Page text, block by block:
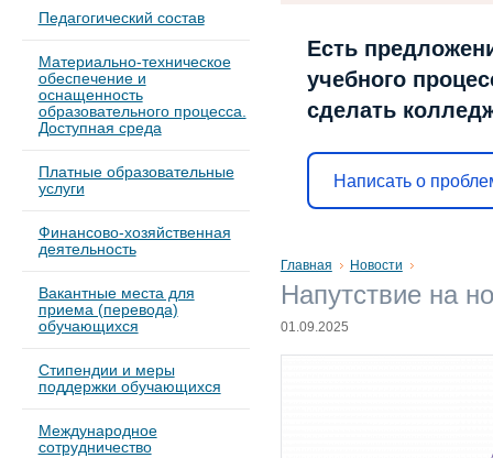
Педагогический состав
Материально-техническое
обеспечение и
оснащенность
образовательного процесса.
Доступная среда
Платные образовательные
услуги
Финансово-хозяйственная
деятельность
Вакантные места для
приема (перевода)
обучающихся
Стипендии и меры
поддержки обучающихся
Международное
сотрудничество
Есть
учебного
сделать
Написать о
Главная Новости
Напутствие на
01.09.2025